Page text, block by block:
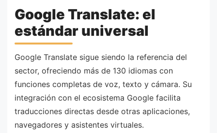
Google Translate: el
estándar universal
Google Translate sigue siendo la referencia del
sector, ofreciendo más de 130 idiomas con
funciones completas de voz, texto y cámara. Su
integración con el ecosistema Google facilita
traducciones directas desde otras aplicaciones,
navegadores y asistentes virtuales.